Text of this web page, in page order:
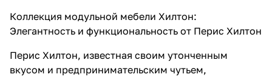
Коллекция модульной мебели Хилтон:
Элегантность и функциональность от Перис Хилтон
Перис Хилтон, известная своим утонченным
вкусом и предпринимательским чутьем,